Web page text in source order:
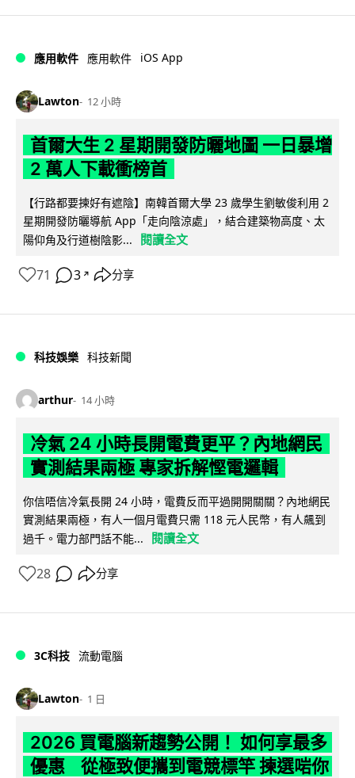
應用軟件 應用軟件 iOS App
Lawton 12 小時
首爾大生 2 星期開發防曬地圖 一日暴增
2 萬人下載衝榜首
【行路都要揀好有遮陰】南韓首爾大學 23 歲學生劉敏俊利用 2
星期開發防曬導航 App「走向陰涼處」，結合建築物高度、太
陽仰角及行道樹陰影...
閱讀全文
71 3 ↗ 分享
科技娛樂 科技新聞
arthur 14 小時
冷氣 24 小時長開電費更平？內地網民
實測結果兩極 專家拆解慳電邏輯
你信唔信冷氣長開 24 小時，電費反而平過開開關關？內地網民
實測結果兩極，有人一個月電費只需 118 元人民幣，有人飆到
過千。電力部門話不能...
閱讀全文
28 分享
3C科技 流動電腦
Lawton 1 日
2026 買電腦新趨勢公開！ 如何享最多
優惠 從極致便攜到電競標竿 揀選啱你